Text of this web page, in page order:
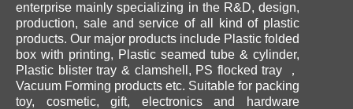
enterprise mainly specializing in the R&D, design,
production, sale and service of all kind of plastic
products. Our major products include Plastic folded
box with printing, Plastic seamed tube & cylinder,
Plastic blister tray & clamshell, PS flocked tray ，
Vacuum Forming products etc. Suitable for packing
toy, cosmetic, gift, electronics and hardware